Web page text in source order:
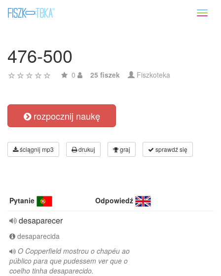
476-500
0 25 fiszek Fiszkoteka
rozpocznij naukę
ściągnij mp3 drukuj graj sprawdź się
Pytanie Odpowiedź
desaparecer
desaparecida
O Copperfield mostrou o chapéu ao
público para que pudessem ver que o
coelho tinha desaparecido.